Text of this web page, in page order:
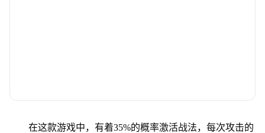
在这款游戏中，有着35%的概率激活战法，每次攻击的